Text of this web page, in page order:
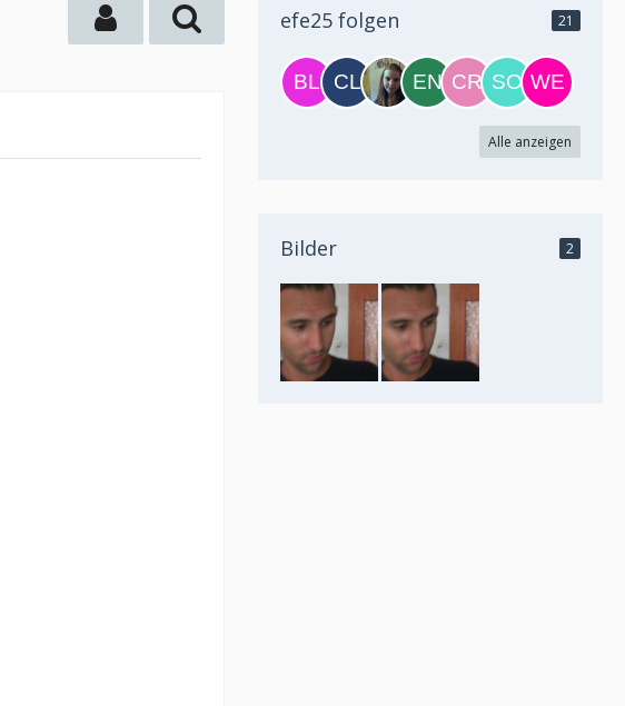
efe25 folgen 21
Alle anzeigen
Bilder 2